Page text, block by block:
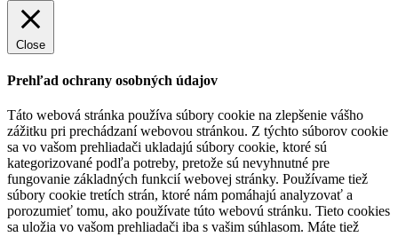
Close
Prehľad ochrany osobných údajov
Táto webová stránka používa súbory cookie na zlepšenie vášho
zážitku pri prechádzaní webovou stránkou. Z týchto súborov cookie
sa vo vašom prehliadači ukladajú súbory cookie, ktoré sú
kategorizované podľa potreby, pretože sú nevyhnutné pre
fungovanie základných funkcií webovej stránky. Používame tiež
súbory cookie tretích strán, ktoré nám pomáhajú analyzovať a
porozumieť tomu, ako používate túto webovú stránku. Tieto cookies
sa uložia vo vašom prehliadači iba s vašim súhlasom. Máte tiež